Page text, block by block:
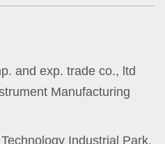
and exp. trade co., ltd
Manufacturing
Industrial Park,